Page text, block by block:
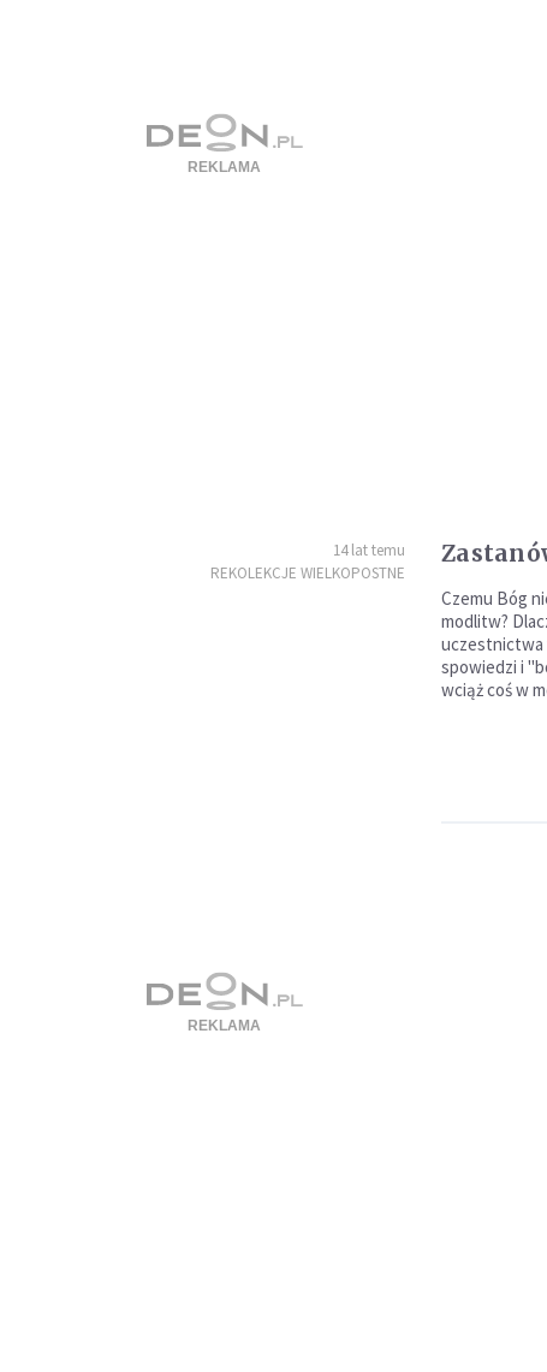
14 lat temu
REKOLEKCJE WIELKOPOSTNE
Czemu Bóg
modlitw?
uczestnictwa
spowiedzi i
wciąż coś w